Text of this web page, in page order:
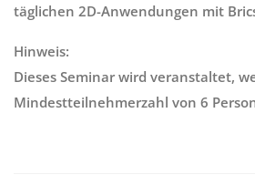
täglichen 2D-Anwendungen mit
Hinweis:
Dieses Seminar wird veranstaltet,
Mindestteilnehmerzahl von 6